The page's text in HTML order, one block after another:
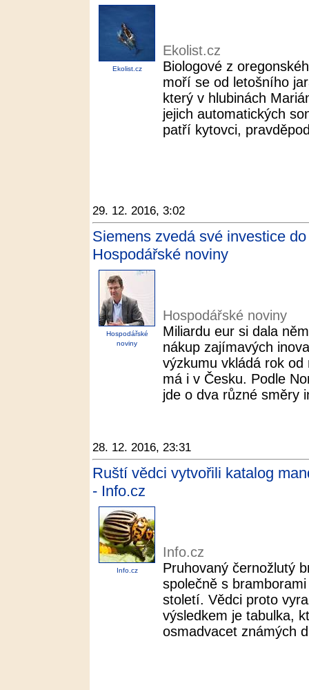
Ekolist.cz
Ekolist.cz
Biologové z
moří se od letošního
který v hlubinách
jejich automatických
patří kytovci,
29. 12. 2016, 3:02
Siemens zvedá své investice
Hospodářské noviny
Hospodářské
noviny
Hospodářské noviny
Miliardu eur si dala
nákup zajímavých
výzkumu vkládá rok
má i v Česku. Podle
jde o dva různé směry
28. 12. 2016, 23:31
Ruští vědci vytvořili katalog
- Info.cz
Info.cz
Info.cz
Pruhovaný černožlutý
společně s
století. Vědci proto
výsledkem je tabulka,
osmadvacet známých